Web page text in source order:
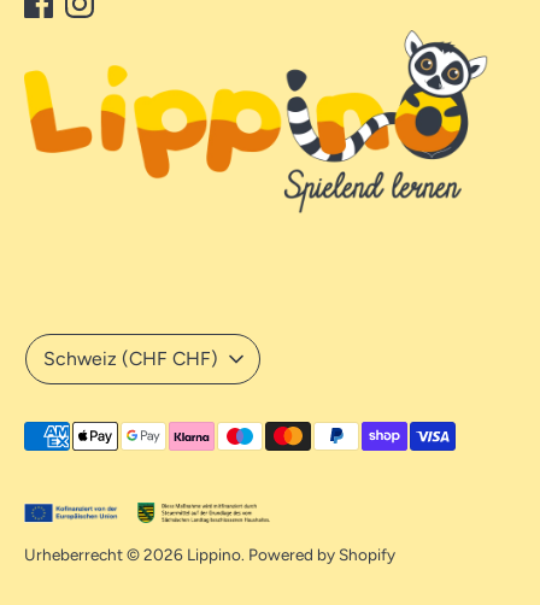
Urheberrecht © 2026 Lippino. Powered by Shopify
Währung
Schweiz (CHF CHF)
Akzeptierte